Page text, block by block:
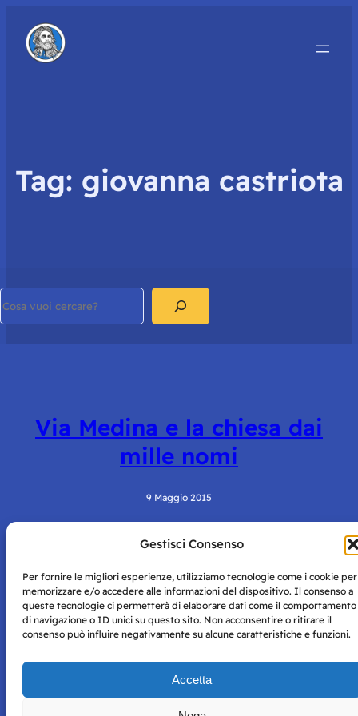
Gestisci Consenso
Per fornire le migliori esperienze, utilizziamo tecnologie come i cookie per
memorizzare e/o accedere alle informazioni del dispositivo. Il consenso a
queste tecnologie ci permetterà di elaborare dati come il comportamento
di navigazione o ID unici su questo sito. Non acconsentire o ritirare il
consenso può influire negativamente su alcune caratteristiche e funzioni.
Accetta
Tag: giovanna castriota
Via Medina e la chiesa dai
mille nomi
9 Maggio 2015
Napoli con autorizzazione numero 38 del 25/9/2019.
Tutte le immagini e i contenuti su questo sito sono forniti